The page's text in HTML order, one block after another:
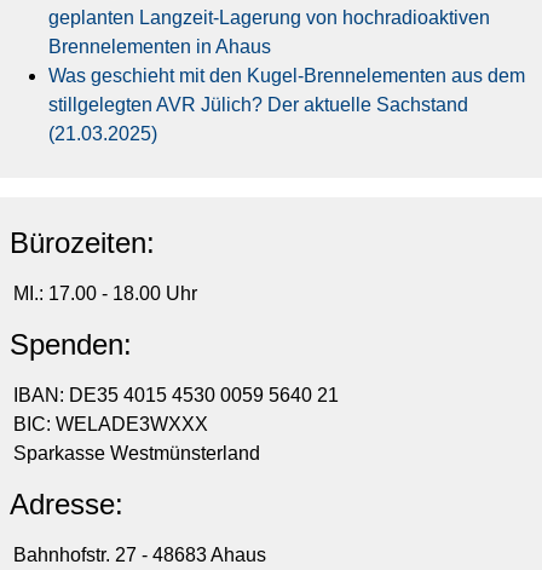
geplanten Langzeit-Lagerung von hochradioaktiven
Brennelementen in Ahaus
Was geschieht mit den Kugel-Brennelementen aus dem
stillgelegten AVR Jülich? Der aktuelle Sachstand
(21.03.2025)
Bürozeiten:
MI.: 17.00 - 18.00 Uhr
Spenden:
IBAN: DE35 4015 4530 0059 5640 21
BIC: WELADE3WXXX
Sparkasse Westmünsterland
Adresse:
Bahnhofstr. 27 - 48683 Ahaus